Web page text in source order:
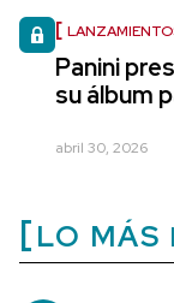
Panini
su álbum
abril 30, 2026
LO MÁS